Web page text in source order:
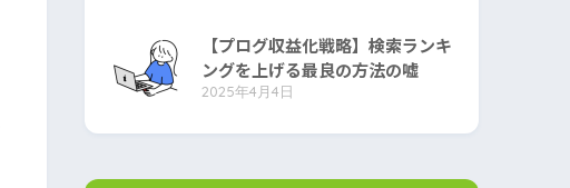
【プログ収益化戦略】検索ランキ
ングを上げる最良の方法の嘘
2025年4月4日